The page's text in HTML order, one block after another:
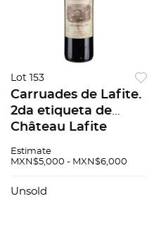
Lot 153
Carruades de Lafite.
2da etiqueta de
Château Lafite
2002. 91 / 100.
Estimate
MXN$5,000 - MXN$6,000
Unsold